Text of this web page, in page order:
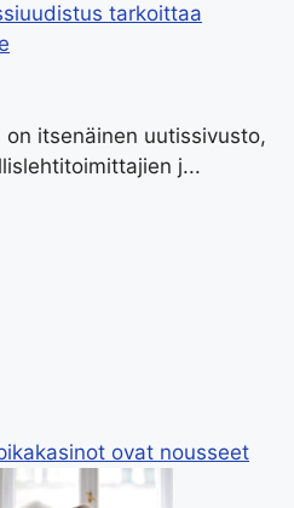
tarkoittaa
itsenäinen uutissivusto,
j...
ovat nousseet